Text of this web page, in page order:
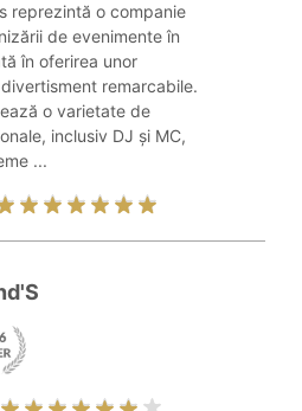
reprezintă o companie
de evenimente în
în oferirea unor
remarcabile.
o varietate de
inclusiv DJ și MC,
...